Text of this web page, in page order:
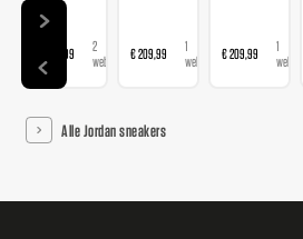
€ 139,99
2
webshops € 209,99
1
webshop
€ 209,99
1
webshop
Alle Jordan sneakers